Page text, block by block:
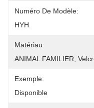
Numéro De Modèle:
HYH
Matériau:
ANIMAL FAMILIER,
Exemple:
Disponible